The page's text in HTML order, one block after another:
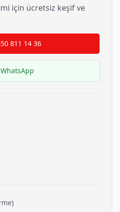
için ücretsiz keşif ve
811 14 36
WhatsApp